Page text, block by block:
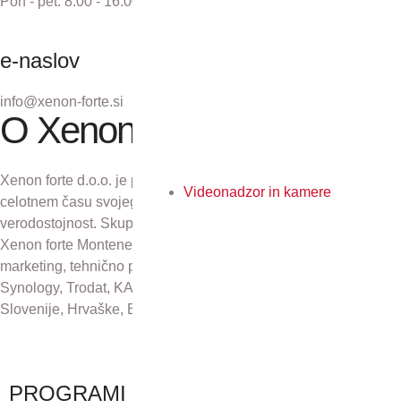
Videonadzor in kamere
e-naslov
info@xenon-forte.si
O Xenon forte
Xenon forte d.o.o. je podjetje z več kot 30-letno tradicijo. V
celotnem času svojega obstoja se zavzema za odličnost in
verodostojnost. Skupaj s podjetji Xenon forte Zagreb d.o.o.,
Xenon forte Montenegro in Xenon forte d.o.o., Sarajevo skrbi za
marketing, tehnično podporo in distribucijo izdelkov Kyocera,
Synology, Trodat, KAI, Plustek in CZUR na področju Republike
Slovenije, Hrvaške, Bosne in Hercegovine ter Črne gore.
PROGRAMI